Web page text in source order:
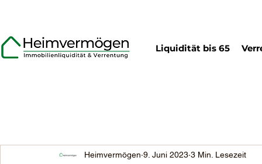
Liquidität bis 65
Heimvermögen 9. Juni 2023 3 Min. Lesezeit